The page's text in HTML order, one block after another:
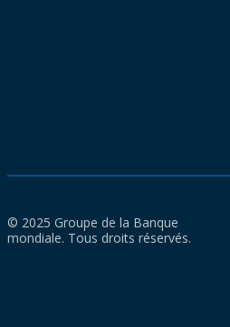
© 2025 Groupe de la Banque
mondiale. Tous droits réservés.